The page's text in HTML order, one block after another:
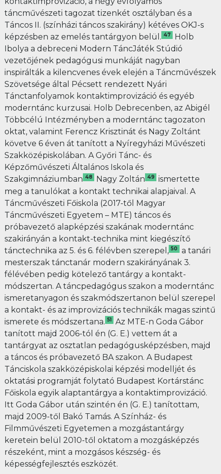
táncművészeti tagozat tizenkét osztályban és a
Táncos II. (színházi táncos szakirány) kétéves OKJ-s
képzésben az emelés tantárgyon belül. 47
Holb
Ibolya a debreceni Modern TáncJáték Stúdió
vezetőjének pedagógusi munkáját nagyban
inspirálták a kilencvenes évek elején a Táncművészek
Szövetsége által Pécsett rendezett Nyári
Tánctanfolyamok kontaktimprovizáció és egyéb
moderntánc kurzusai. Holb Debrecenben, az Abigél
Többcélú Intézményben a moderntánc tagozaton
oktat, valamint Ferencz Krisztinát és Nagy Zoltánt
követve 6 éven át tanított a Nyíregyházi Művészeti
Szakközépiskolában. A Győri Tánc- és
Képzőművészeti Általános Iskola és
Szakgimnáziumban 48 Nagy Zoltán 49
ismertette
meg a tanulókat a kontakt technikai alapjaival. A
Táncművészeti Főiskola (2017-től Magyar
Táncművészeti Egyetem – MTE) táncos és
próbavezető alapképzési szakának moderntánc
szakirányán a kontakt-technika mint kiegészítő
tánctechnika az 5. és 6. félévben szerepel, 50
a tanári
mesterszak tánctanár modern szakirányának 3.
félévében pedig kötelező tantárgy a kontakt-
módszertan. A táncpedagógus szakon a moderntánc
ismeretanyagon és szakmódszertanon belül szerepel
a kontakt- és az improvizációs technikák magas szintű
ismerete és módszertana. 51
Az MTE-n Goda Gábor
tanított majd 2006-tól én (G. E.) vettem át a
tantárgyat az osztatlan pedagógusképzésben, majd
a táncos és próbavezető BA szakon. A Budapest
Tánciskola szakközépiskolai képzési modelljét és
oktatási programját folytató Budapest Kortárstánc
Főiskola egyik alaptantárgya a kontaktimprovizáció.
Itt Goda Gábor után szintén én (G. E.) tanítottam,
majd 2009-től Bakó Tamás. A Színház- és
Filmművészeti Egyetemen a mozgástantárgy
keretein belül 2010-től oktatom a mozgásképzés
részeként, mint a mozgásos készség- és
képességfejlesztés eszközét.